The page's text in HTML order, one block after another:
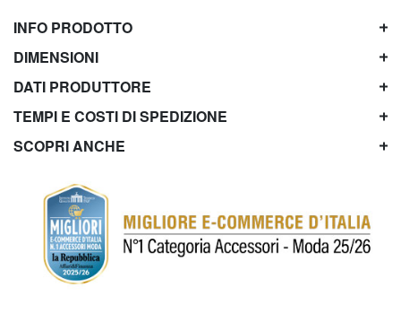
INFO PRODOTTO
DIMENSIONI
DATI PRODUTTORE
TEMPI E COSTI DI SPEDIZIONE
SCOPRI ANCHE